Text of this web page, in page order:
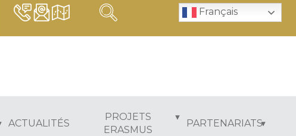
Français
ACTUALITÉS
PROJETS
ERASMUS
PARTENARIATS